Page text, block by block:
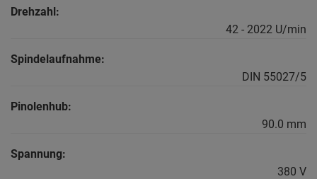
Drehzahl:
42 - 2022 U/min
Spindelaufnahme:
DIN 55027/5
Pinolenhub:
90.0 mm
Spannung:
380 V